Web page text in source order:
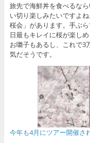
旅先で海鮮丼を食べるな
い切り楽しみたいですよ
桜会」があります。手ぶ
日最もキレイに桜が楽し
お囃子もあるし、これで3
気だそうです。
今年も4月にツアー開催さ